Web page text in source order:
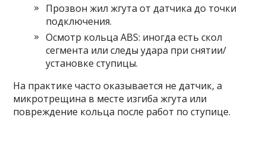
Прозвон жил жгута от датчика до точки
подключения.
Осмотр кольца ABS: иногда есть скол
сегмента или следы удара при снятии/
установке ступицы.
На практике часто оказывается не датчик, а
микротрещина в месте изгиба жгута или
повреждение кольца после работ по ступице.